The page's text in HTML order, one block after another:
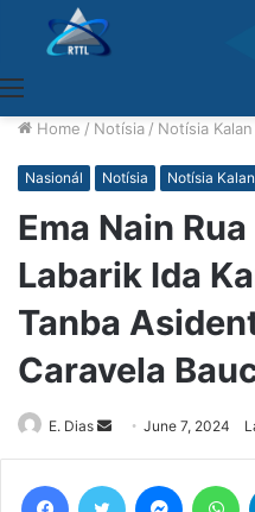
Home / Notísia / Notísia Kalan
Nasionál Notísia Notísia Kalan
Ema Nain
Labarik Ida
Tanba
Caravela
E. Dias
Send
an
June 7, 2024